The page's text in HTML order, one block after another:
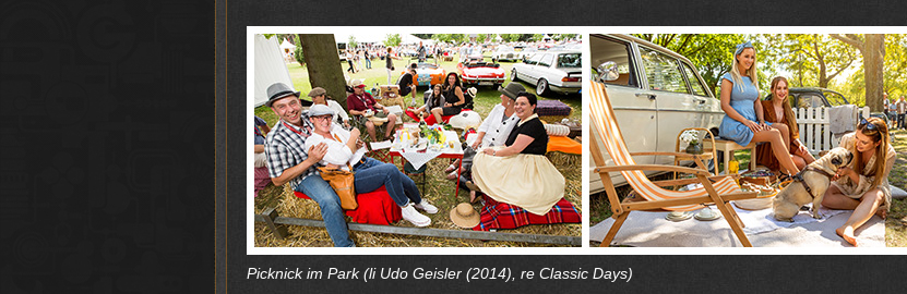
Picknick im Park (li Udo Geisler (2014), re Classic Days)